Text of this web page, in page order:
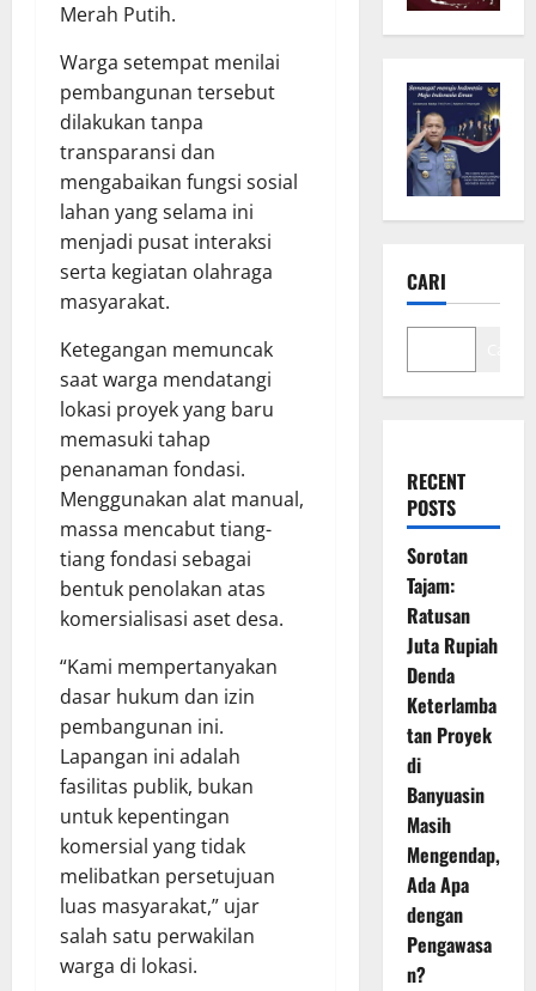
Merah Putih.
Warga setempat menilai
pembangunan tersebut
dilakukan tanpa
transparansi dan
mengabaikan fungsi sosial
lahan yang selama ini
menjadi pusat interaksi
serta kegiatan olahraga
masyarakat.
Ketegangan memuncak
saat warga mendatangi
lokasi proyek yang baru
memasuki tahap
penanaman fondasi.
Menggunakan alat manual,
massa mencabut tiang-
tiang fondasi sebagai
bentuk penolakan atas
komersialisasi aset desa.
“Kami mempertanyakan
dasar hukum dan izin
pembangunan ini.
Lapangan ini adalah
fasilitas publik, bukan
untuk kepentingan
komersial yang tidak
melibatkan persetujuan
luas masyarakat,” ujar
salah satu perwakilan
warga di lokasi.
CARI
RECENT
POSTS
Sorotan
Tajam:
Ratusan
Juta Rupiah
Denda
Keterlamba
tan Proyek
di
Banyuasin
Masih
Mengendap,
Ada Apa
dengan
Pengawasa
n?